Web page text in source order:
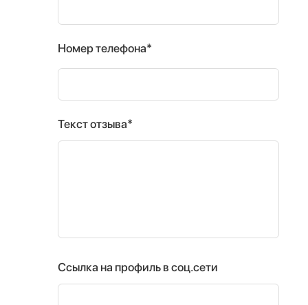
Номер телефона*
Текст отзыва*
Ссылка на профиль в соц.сети